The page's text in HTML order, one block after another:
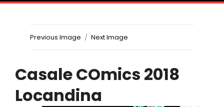
Previous Image Next Image
Casale COmics 2018
Locandina